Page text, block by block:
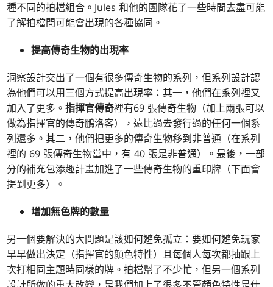
種不同的拍檔組合。Jules 和他的團隊花了一些時間去盡可能
了解拍檔間可能會出現的各種協同。
提高傳奇生物的出現率
洞察設計交出了一個有很多傳奇生物的系列，但系列設計認
為他們可以用三個方式提高出現率：其一，他們在系列裡又
加入了更多。指揮官傳奇裡有69 張傳奇生物（加上兩張可以
做為指揮官的傳奇鵬洛客），遠比過去發行過的任何一個系
列還多。其二，他們把更多的傳奇生物移到非普通（在系列
裡的 69 張傳奇生物當中，有 40 張是非普通）。最後，一部
分的補充包添趣計畫加進了一些傳奇生物的重印牌（下面會
提到更多）。
增加無色牌的數量
另一個要解決的大問題是該如何避免孤立：要如何避免玩家
早早做出決定（指揮官的顏色特性）且每個人每次都抽跟上
次打相同主題時同樣的牌。拍檔幫了不少忙，但另一個系列